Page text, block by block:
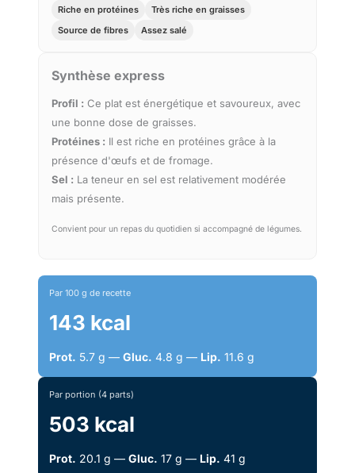
Riche en protéines
Très riche en graisses
Source de fibres
Assez salé
Synthèse express
Profil : Ce plat est énergétique et savoureux, avec
une bonne dose de graisses.
Protéines : Il est riche en protéines grâce à la
présence d'œufs et de fromage.
Sel : La teneur en sel est relativement modérée
mais présente.
Convient pour un repas du quotidien si accompagné de légumes.
Par 100 g de recette
143 kcal
Prot. 5.7 g — Gluc. 4.8 g — Lip. 11.6 g
Par portion (4 parts)
503 kcal
Prot. 20.1 g — Gluc. 17 g — Lip. 41 g